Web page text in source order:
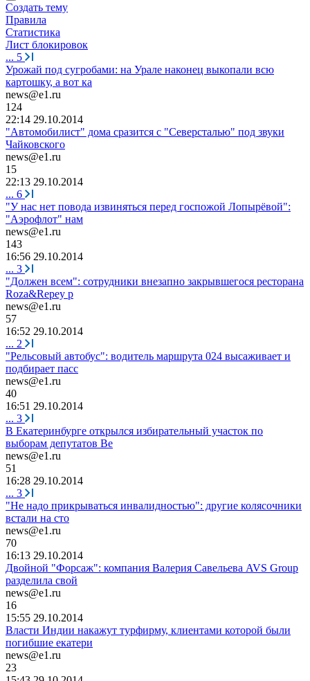
Создать тему
Правила
Статистика
Лист блокировок
... 5
Урожай под сугробами: на Урале наконец выкопали всю
картошку, а вот ка
news@e1.ru
124
22:14 29.10.2014
"Автомобилист" дома сразится с "Северсталью" под звуки
Чайковского
news@e1.ru
15
22:13 29.10.2014
... 6
"У нас нет повода извиняться перед госпожой Лопырёвой":
"Аэрофлот" нам
news@e1.ru
143
16:56 29.10.2014
... 3
"Должен всем": сотрудники внезапно закрывшегося ресторана
Roza&Repey р
news@e1.ru
57
16:52 29.10.2014
... 2
"Рельсовый автобус": водитель маршрута 024 высаживает и
подбирает пасс
news@e1.ru
40
16:51 29.10.2014
... 3
В Екатеринбурге открылся избирательный участок по
выборам депутатов Ве
news@e1.ru
51
16:28 29.10.2014
... 3
"Не надо прикрываться инвалидностью": другие колясочники
встали на сто
news@e1.ru
70
16:13 29.10.2014
Двойной "Форсаж": компания Валерия Савельева AVS Group
разделила свой
news@e1.ru
16
15:55 29.10.2014
Власти Индии накажут турфирму, клиентами которой были
погибшие екатери
news@e1.ru
23